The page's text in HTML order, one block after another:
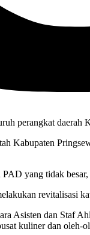
perangkat
Kabupaten
yang tidak
revitalisasi
Asisten dan Staf
kuliner dan